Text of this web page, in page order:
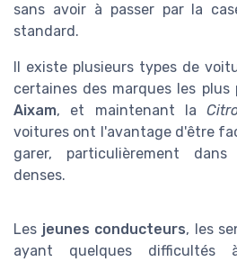
sans avoir à passer par la
standard.
Il existe plusieurs types de
certaines des marques les plus
Aixam, et maintenant la
voitures ont l'avantage d'être
garer, particulièrement
denses.
Les jeunes conducteurs, les
ayant quelques difficultés